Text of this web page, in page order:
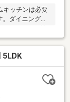
キッチンは必要
ダイニングキ
もできます。こ
あるので空気の
階建て・一階
5LDK